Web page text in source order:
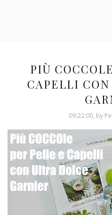
PIÙ
CAPELLI
09:22:00, by